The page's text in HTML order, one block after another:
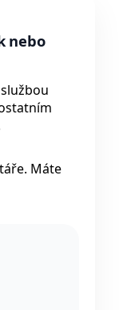
nebo
Máte